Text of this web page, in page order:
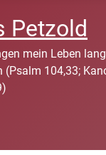
mein Leben
(Psalm 104,33;